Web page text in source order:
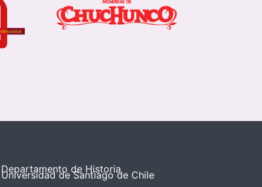
Departamento de Historia
Universidad de Santiago de Chile